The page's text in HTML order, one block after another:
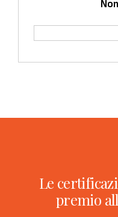
Le
premio